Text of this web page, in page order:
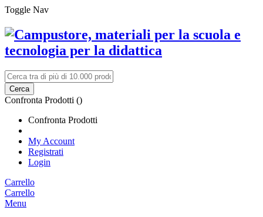
Toggle Nav
Cerca
Confronta Prodotti ()
Confronta Prodotti
My Account
Registrati
Login
Carrello
Carrello
Menu